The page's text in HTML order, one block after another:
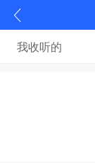
我收听的